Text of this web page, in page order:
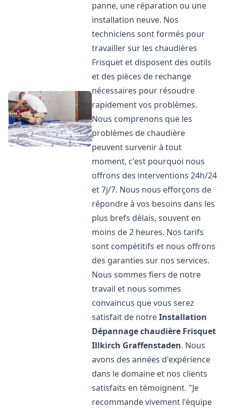
panne, une réparation ou une
installation neuve. Nos
techniciens sont formés pour
travailler sur les chaudières
Frisquet et disposent des outils
et des pièces de rechange
nécessaires pour résoudre
rapidement vos problèmes.
Nous comprenons que les
problèmes de chaudière
peuvent survenir à tout
moment, c'est pourquoi nous
offrons des interventions 24h/24
et 7j/7. Nous nous efforçons de
répondre à vos besoins dans les
plus brefs délais, souvent en
moins de 2 heures. Nos tarifs
sont compétitifs et nous offrons
des garanties sur nos services.
Nous sommes fiers de notre
travail et nous sommes
convaincus que vous serez
satisfait de notreInstallation
Dépannage chaudière Frisquet
Illkirch Graffenstaden. Nous
avons des années d'expérience
dans le domaine et nos clients
satisfaits en témoignent. "Je
recommande vivement l'équipe